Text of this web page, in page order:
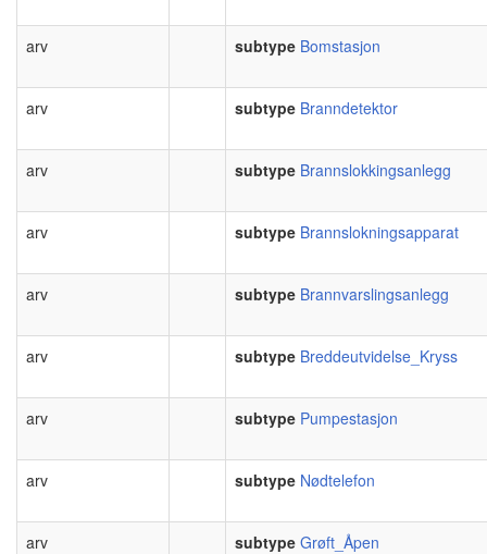
arv subtype Bomstasjon
arv subtype Branndetektor
arv subtype Brannslokkingsanlegg
arv subtype Brannslokningsapparat
arv subtype Brannvarslingsanlegg
arv subtype Breddeutvidelse_Kryss
arv subtype Pumpestasjon
arv subtype Nødtelefon
arv subtype Grøft_Åpen